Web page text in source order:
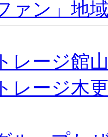
ァン」地
レージ館
レージ木